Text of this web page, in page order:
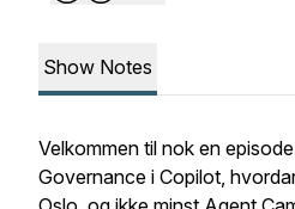
Show Notes
Velkommen til nok en
Governance i Copilot,